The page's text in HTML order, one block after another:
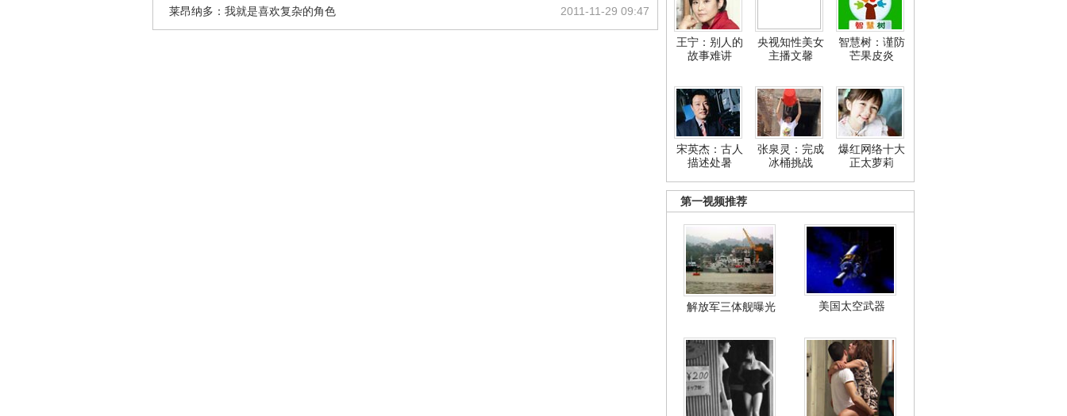
王宁：别人的
故事难讲
央视知性美女
主播文馨
智慧树：谨防
芒果皮炎
宋英杰：古人
描述处暑
张泉灵：完成
冰桶挑战
爆红网络十大
正太萝莉
第一视频推荐
解放军三体舰曝光 美国太空武器
2011-11-29 09:47
莱昂纳多：我就是喜欢复杂的角色